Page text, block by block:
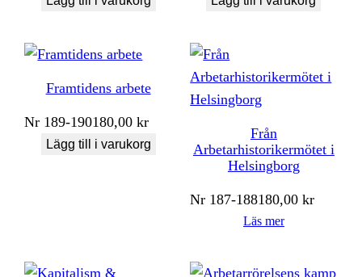
Framtidens arbete
Nr 189-190180,00kr
Lägg till i varukorg
Från
Arbetarhistorikermötet i
Helsingborg
Nr 187-188180,00kr
Läs mer